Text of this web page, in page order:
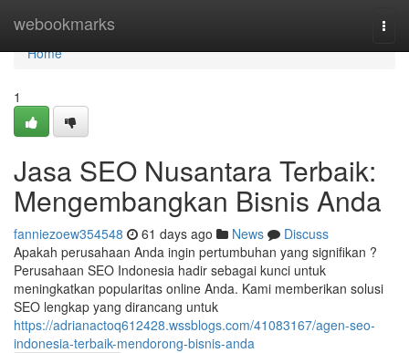
webookmarks
Home
Home
1
Jasa SEO Nusantara Terbaik:
Mengembangkan Bisnis Anda
fanniezoew354548 61 days ago News
Discuss
Apakah perusahaan Anda ingin pertumbuhan yang signifikan ?
Perusahaan SEO Indonesia hadir sebagai kunci untuk
meningkatkan popularitas online Anda. Kami memberikan solusi
SEO lengkap yang dirancang untuk
https://adrianactoq612428.wssblogs.com/41083167/agen-seo-
indonesia-terbaik-mendorong-bisnis-anda